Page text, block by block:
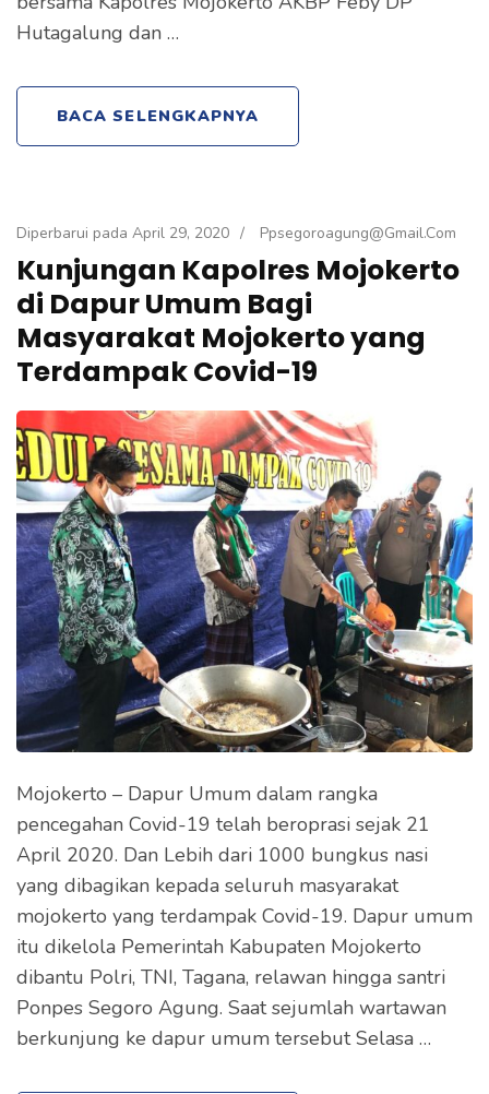
Hutagalung dan …
BACA SELENGKAPNYA
Diperbarui pada April 29, 2020 / Ppsegoroagung@gmail.com
Kunjungan Kapolres Mojokerto
di Dapur Umum Bagi
Masyarakat Mojokerto yang
Terdampak Covid-19
Mojokerto – Dapur Umum dalam rangka
pencegahan Covid-19 telah beroprasi sejak 21
April 2020. Dan Lebih dari 1000 bungkus nasi
yang dibagikan kepada seluruh masyarakat
mojokerto yang terdampak Covid-19. Dapur umum
itu dikelola Pemerintah Kabupaten Mojokerto
dibantu Polri, TNI, Tagana, relawan hingga santri
Ponpes Segoro Agung. Saat sejumlah wartawan
berkunjung ke dapur umum tersebut Selasa …